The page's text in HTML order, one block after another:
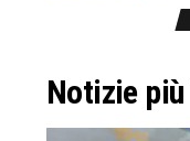
Notizie